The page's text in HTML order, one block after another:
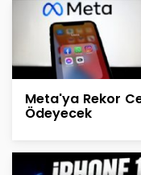
Meta'ya Rekor
Ödeyecek